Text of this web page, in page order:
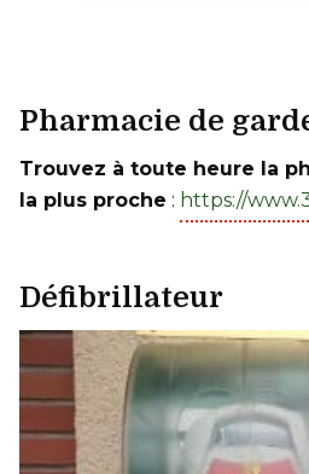
Pharmacie de
Trouvez à toute heure la
la plus proche : https://
Défibrillateur